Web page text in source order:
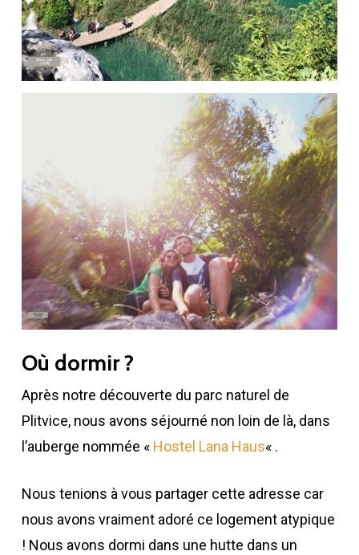
Où dormir ?
Après notre découverte du parc naturel de
Plitvice, nous avons séjourné non loin de là, dans
l’auberge nommée « Hostel Lana Haus« .
Nous tenions à vous partager cette adresse car
nous avons vraiment adoré ce logement atypique
! Nous avons dormi dans une hutte dans un